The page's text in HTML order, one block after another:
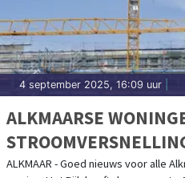
4 september 2025, 16:09 uur
ALKMAARSE
ALKMAAR - Goed nieuws voor alle